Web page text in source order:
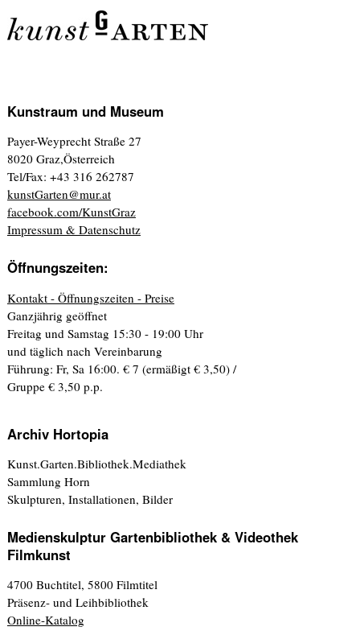
Kunstraum und Museum
Payer-Weyprecht Straße 27
8020 Graz,Österreich
Tel/Fax: +43 316 262787
kunstGarten@mur.at
facebook.com/KunstGraz
Impressum & Datenschutz
Öffnungszeiten:
Kontakt - Öffnungszeiten - Preise
Ganzjährig geöffnet
Freitag und Samstag 15:30 - 19:00 Uhr
und täglich nach Vereinbarung
Führung: Fr, Sa 16:00. € 7 (ermäßigt € 3,50) /
Gruppe € 3,50 p.p.
Archiv Hortopia
Kunst.Garten.Bibliothek.Mediathek
Sammlung Horn
Skulpturen, Installationen, Bilder
Medienskulptur Gartenbibliothek & Videothek
Filmkunst
4700 Buchtitel, 5800 Filmtitel
Präsenz- und Leihbibliothek
Online-Katalog